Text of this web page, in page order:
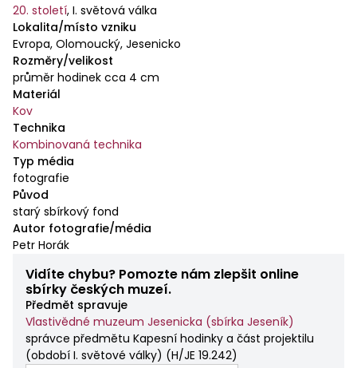
20. století, I. světová válka
Lokalita/místo vzniku
Evropa, Olomoucký, Jesenicko
Rozměry/velikost
průměr hodinek cca 4 cm
Materiál
Kov
Technika
Kombinovaná technika
Typ média
fotografie
Původ
starý sbírkový fond
Autor fotografie/média
Petr Horák
Vidíte chybu? Pomozte nám zlepšit online
sbírky českých muzeí.
Předmět spravuje
Vlastivědné muzeum Jesenicka (sbírka Jeseník)
správce předmětu Kapesní hodinky a část projektilu
(období I. světové války) (H/JE 19.242)